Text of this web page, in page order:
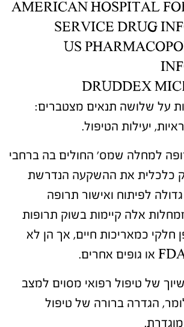
• AMERICAN HOSPITAL
SERVICE DRUG
• US
על שלושה תנאים מצטברים:
יעילות הטיפול.
למחלה שמס' החולים בה ברחבי
כלכלית את ההשקעה הנדרשת
לפיתוח ואישור תרופה
אלה קיימות בשוק תרופות
חלקי כמאריכות חיים, אך הן לא
של טיפול רפואי מסוים למצב
הגדרה ברורה של טיפול